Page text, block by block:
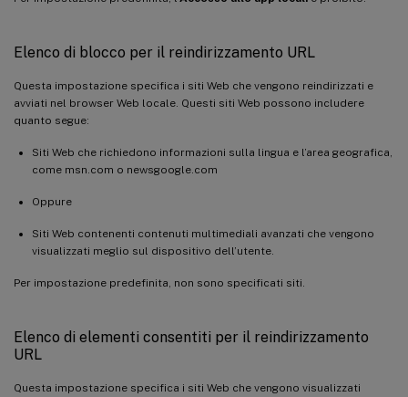
Elenco di blocco per il reindirizzamento URL
Questa impostazione specifica i siti Web che vengono reindirizzati e
avviati nel browser Web locale. Questi siti Web possono includere
quanto segue:
Siti Web che richiedono informazioni sulla lingua e l’area geografica,
come msn.com o newsgoogle.com
Oppure
Siti Web contenenti contenuti multimediali avanzati che vengono
visualizzati meglio sul dispositivo dell’utente.
Per impostazione predefinita, non sono specificati siti.
Elenco di elementi consentiti per il reindirizzamento
URL
Questa impostazione specifica i siti Web che vengono visualizzati